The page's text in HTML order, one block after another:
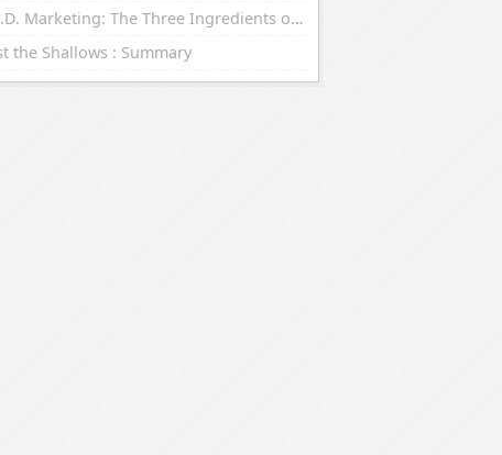
R.E.D. Marketing: The Three Ingredients of Leading Brands : eBooks (EPUB, PDF)
the Shallows : Summary